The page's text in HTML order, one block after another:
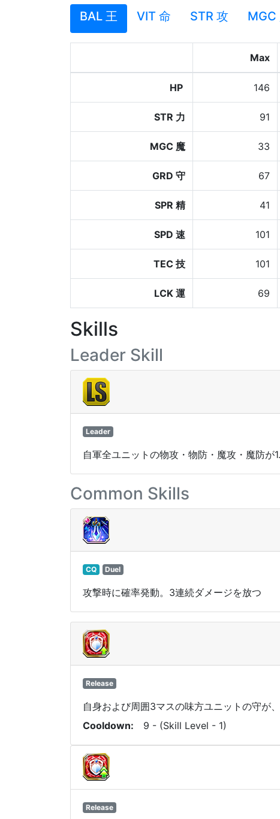
BAL 王 VIT 命 STR 攻 MGC
Max
HP 146
STR 力 91
MGC 魔 33
GRD 守 67
SPR 精 41
SPD 速 101
TEC 技 101
LCK 運 69
Skills
Leader Skill
Leader
自軍全ユニットの物攻・物防・魔攻・魔防が
Common Skills
CQ Duel
攻撃時に確率発動。3連続ダメージを放つ
Release
自身および周囲3マスの味方ユニットの守が
Cooldown
9 - (Skill Level - 1)
Release